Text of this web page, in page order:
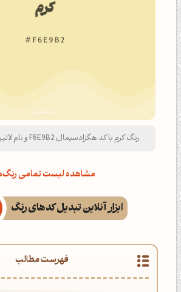
رنگ کرم با کد هگزادسیمال F6E9B2 و نام لاتین Cream Color
مشاهده لیست تمامی
ابزار آنلاین تبدیل کدهای رنگ
فهرست مطالب